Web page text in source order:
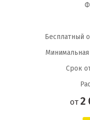
Бесплатный
Минимальная
Срок
от2